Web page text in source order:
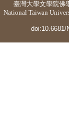
臺灣大學文學院佛
National Taiwan
doi:10.6681/